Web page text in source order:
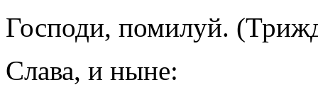
Господи, помилуй.
Слава, и ныне: